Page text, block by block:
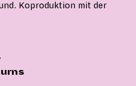
Koproduktion mit der